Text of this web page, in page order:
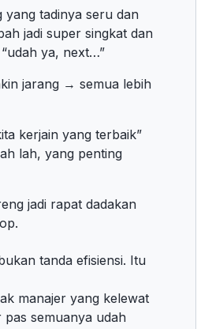
yang tadinya seru dan
jadi super singkat dan
ya, next…”
jarang → semua lebih
kerjain yang terbaik”
lah, yang penting
jadi rapat dadakan
tanda efisiensi. Itu
manajer yang kelewat
pas semuanya udah